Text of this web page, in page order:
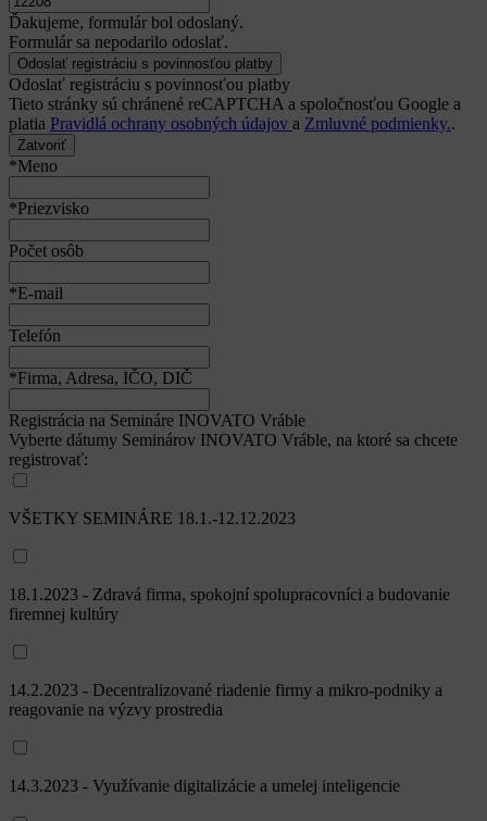
Ďakujeme, formulár bol odoslaný.
Formulár sa nepodarilo odoslať.
Odoslať registráciu s povinnosťou platby
Tieto stránky sú chránené reCAPTCHA a spoločnosťou Google a
platia Pravidlá ochrany osobných údajov a Zmluvné podmienky..
Zatvoriť
*Meno
*Priezvisko
Počet osôb
*E-mail
Telefón
*Firma, Adresa, IČO, DIČ
Registrácia na Semináre INOVATO Vráble
Vyberte dátumy Seminárov INOVATO Vráble, na ktoré sa chcete
registrovať:
VŠETKY SEMINÁRE 18.1.-12.12.2023
18.1.2023 - Zdravá firma, spokojní spolupracovníci a budovanie
firemnej kultúry
14.2.2023 - Decentralizované riadenie firmy a mikro-podniky a
reagovanie na výzvy prostredia
14.3.2023 - Využívanie digitalizácie a umelej inteligencie